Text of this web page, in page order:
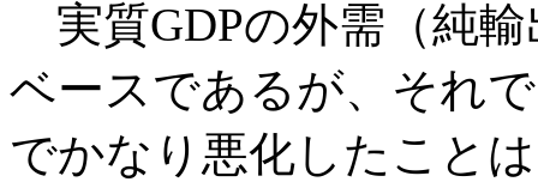
実質GDPの外需（純
ベースであるが、それ
でかなり悪化したこと